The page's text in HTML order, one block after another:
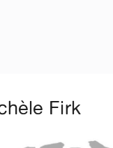
Firk